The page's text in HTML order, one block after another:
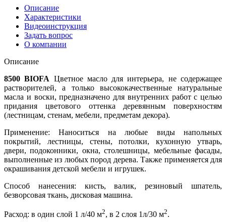
Описание
Характеристики
Видеоинструкция
Задать вопрос
О компании
Описание
8500 BIOFA Цветное масло для интерьера, не содержащее
растворителей, а только высококачественные натуральные
масла и воски, предназначено для внутренних работ с целью
придания цветового оттенка деревянным поверхностям
(лестницам, стенам, мебели, предметам декора).
Применение: Наноситься на любые виды напольных
покрытий, лестницы, стены, потолки, кухонную утварь,
двери, подоконники, окна, столешницы, мебельные фасады,
выполненные из любых пород дерева. Также применяется для
окрашивания детской мебели и игрушек.
Способ нанесения: кисть, валик, резиновый шпатель,
безворсовая ткань, дисковая машина.
Расход: в один слой 1 л/40 м2, в 2 слоя 1л/30 м2.